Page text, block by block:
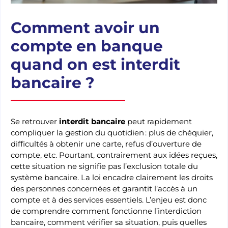
Comment avoir un
compte en banque
quand on est interdit
bancaire ?
Se retrouver interdit bancaire peut rapidement
compliquer la gestion du quotidien : plus de chéquier,
difficultés à obtenir une carte, refus d’ouverture de
compte, etc. Pourtant, contrairement aux idées reçues,
cette situation ne signifie pas l’exclusion totale du
système bancaire. La loi encadre clairement les droits
des personnes concernées et garantit l’accès à un
compte et à des services essentiels. L’enjeu est donc
de comprendre comment fonctionne l’interdiction
bancaire, comment vérifier sa situation, puis quelles